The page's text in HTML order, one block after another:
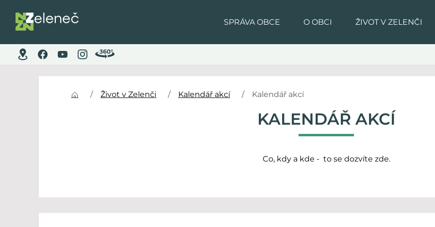
SPRÁVA OBCE O OBCI ŽIVOT V ZELENČI
Život v Zelenči Kalendář akcí Kalendář akcí
KALENDÁŘ AKCÍ
Co, kdy a kde - to se dozvíte zde.